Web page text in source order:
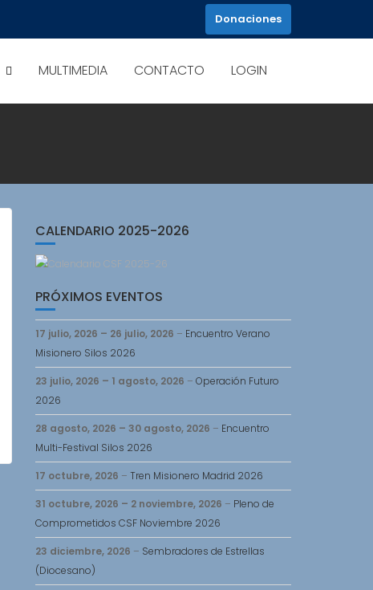
Donaciones
MULTIMEDIA CONTACTO LOGIN
CALENDARIO 2025-2026
PRÓXIMOS EVENTOS
17 julio, 2026 – 26 julio, 2026 – Encuentro Verano
Misionero Silos 2026
23 julio, 2026 – 1 agosto, 2026 – Operación Futuro
2026
28 agosto, 2026 – 30 agosto, 2026 – Encuentro
Multi-Festival Silos 2026
17 octubre, 2026 – Tren Misionero Madrid 2026
31 octubre, 2026 – 2 noviembre, 2026 – Pleno de
Comprometidos CSF Noviembre 2026
23 diciembre, 2026 – Sembradores de Estrellas
(Diocesano)